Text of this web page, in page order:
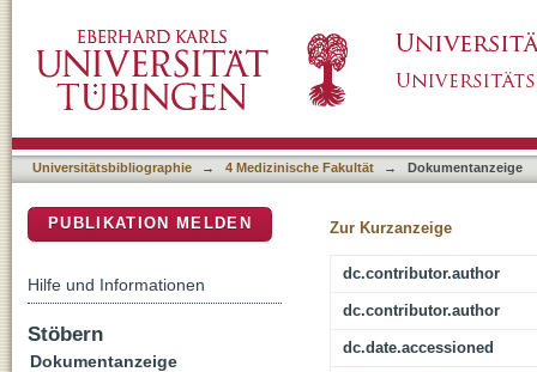
Universitätsbibliographie → 4 Medizinische Fakultät → Dokumentanzeige
Zur Kurzanzeige
dc.contributor.author
dc.contributor.author
dc.date.accessioned
PUBLIKATION MELDEN
Hilfe und Informationen
Stöbern
Dokumentanzeige